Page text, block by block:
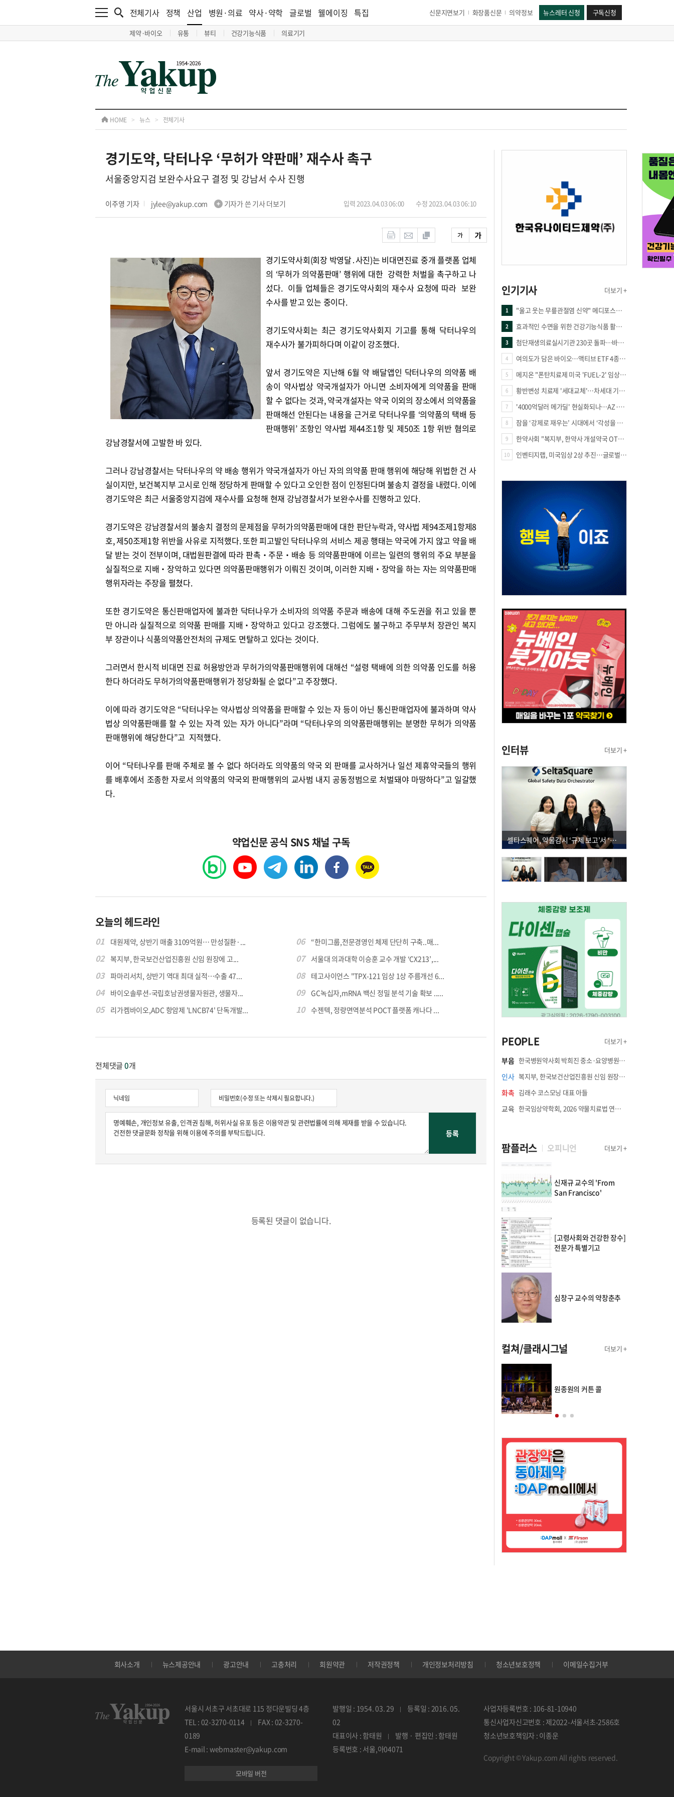
전체기사 정책 산업
제약·바이오 유통 뷰티 건강기능식품 의료기기
병원·의료 약사·약학 글로벌 웰에이징 특집 신문지면보기 화장품신문 의약정보 뉴스레터 신청 구독신청
HOME > 뉴스 > 전체기사
경기도약, 닥터나우 ‘무허가 약판매’ 재수사 촉구
서울중앙지검 보완수사요구 결정 및 강남서 수사 진행
이주영 기자 jylee@yakup.com 기자가 쓴 기사 더보기 입력 2023.04.03 06:00 수정 2023.04.03 06:10
경기도약사회(회장 박영달․사진)는 비대면진료 중개 플랫폼 업체
의 ‘무허가 의약품판매’ 행위에 대한 강력한 처벌을 촉구하고 나
섰다. 이들 업체들은 경기도약사회의 재수사 요청에 따라 보완
수사를 받고 있는 중이다.
경기도약사회는 최근 경기도약사회지 기고를 통해 닥터나우의
재수사가 불가피하다며 이같이 강조했다.
앞서 경기도약은 지난해 6월 약 배달앱인 닥터나우의 의약품 배
송이 약사법상 약국개설자가 아니면 소비자에게 의약품을 판매
할 수 없다는 것과, 약국개설자는 약국 이외의 장소에서 의약품을
판매해선 안된다는 내용을 근거로 닥터나우를 ‘의약품의 택배 등
판매행위’ 조항인 약사법 제44조1항 및 제50조 1항 위반 혐의로
강남경찰서에 고발한 바 있다.
그러나 강남경찰서는 닥터나우의 약 배송 행위가 약국개설자가 아닌 자의 의약품 판매 행위에 해당해 위법한 건 사
실이지만, 보건복지부 고시로 인해 정당하게 판매할 수 있다고 오인한 점이 인정된다며 불송치 결정을 내렸다. 이에
경기도약은 최근 서울중앙지검에 재수사를 요청해 현재 강남경찰서가 보완수사를 진행하고 있다.
경기도약은 강남경찰서의 불송치 결정의 문제점을 무허가의약품판매에 대한 판단누락과, 약사법 제94조제1항제8
호, 제50조제1항 위반을 사유로 지적했다. 또한 피고발인 닥터나우의 서비스 제공 행태는 약국에 가지 않고 약을 배
달 받는 것이 전부이며, 대법원판결에 따라 판촉‧주문‧배송 등 의약품판매에 이르는 일련의 행위의 주요 부분을
실질적으로 지배‧장악하고 있다면 의약품판매행위가 이뤄진 것이며, 이러한 지배‧장악을 하는 자는 의약품판매
행위자라는 주장을 펼쳤다.
또한 경기도약은 통신판매업자에 불과한 닥터나우가 소비자의 의약품 주문과 배송에 대해 주도권을 쥐고 있을 뿐
만 아니라 실질적으로 의약품 판매를 지배‧장악하고 있다고 강조했다. 그럼에도 불구하고 주무부처 장관인 복지
부 장관이나 식품의약품안전처의 규제도 면탈하고 있다는 것이다.
그러면서 한시적 비대면 진료 허용방안과 무허가의약품판매행위에 대해선 “설령 택배에 의한 의약품 인도를 허용
한다 하더라도 무허가의약품판매행위가 정당화될 순 없다”고 주장했다.
이에 따라 경기도약은 “닥터나우는 약사법상 의약품을 판매할 수 있는 자 등이 아닌 통신판매업자에 불과하며 약사
법상 의약품판매를 할 수 있는 자격 있는 자가 아니다”라며 “닥터나우의 의약품판매행위는 분명한 무허가 의약품
판매행위에 해당한다”고 지적했다.
이어 “닥터나우를 판매 주체로 볼 수 없다 하더라도 의약품의 약국 외 판매를 교사하거나 일선 제휴약국들의 행위
를 배후에서 조종한 자로서 의약품의 약국외 판매행위의 교사범 내지 공동정범으로 처벌돼야 마땅하다”고 일갈했
다.
약업신문 공식 SNS 채널 구독
오늘의 헤드라인
01 대원제약, 상반기 매출 3109억원… 만성질환·...
02 복지부, 한국보건산업진흥원 신임 원장에 고...
03 파마리서치, 상반기 역대 최대 실적…수출 47...
04 바이오솔루션-국립호남권생물자원관, 생물자...
05 리가켐바이오,ADC 항암제 'LNCB74' 단독개발...
06 “한미그룹,전문경영인 체제 단단히 구축..매...
07 서울대 의과대학 이승훈 교수 개발 ‘CX213’,...
08 테고사이언스 "TPX-121 임상 1상 주름개선 6...
09 GC녹십자,mRNA 백신 정밀 분석 기술 확보 .....
10 수젠텍, 정량면역분석 POCT 플랫폼 캐나다 ...
전체댓글0개
등록된 댓글이 없습니다.
인기기사 더보기 +
1 "울고 웃는 무릎관절염 신약" 메디포스트·강스템·네이처셀 전진, 코오롱티슈진 반전 과제
2 효과적인 수면을 위한 건강기능식품 활용법
3 첨단재생의료실시기관 230곳 돌파…바이오 새 시장 꿈틀
4 여의도가 담은 바이오…액티브 ETF 4종의 선택은
5 메지온 "폰탄치료제 미국 'FUEL-2' 임상 프로토콜 영국 승인"
6 황반변성 치료제 '세대교체'…차세대 기전 경쟁 본격화
7 '4000억달러 메가딜' 현실화되나…AZ·BMS 합병설에 글로벌 제약업계 촉각
8 잠을 ‘강제로 재우는’ 시대에서 ‘각성을 낮추는’ 시대로
9 한약사회 "복지부, 한약사 개설약국 OTC 공급 방해 더는 방관 말아야"
10 인벤티지랩, 미국임상 2상 추진…글로벌 팁스 통해 정부 지원 60억원 확보
인터뷰 더보기 +
셀타스퀘어, 약물감시 ‘규제 보고’서 ‘데이터 의사결정’으로 "PVX 전환 요구 커진다"
PEOPLE 더보기 +
부음 한국병원약사회 박희진 중소·요양병원이사(충청북도 청주의료원 약제팀장) 부친상
인사 복지부, 한국보건산업진흥원 신임 원장에 고상백 교수 임명
화촉 김래수 코스모닝 대표 아들
교육 한국임상약학회, 2026 약물치료법 연수강좌 8월 21일 개최
팜플러스 오피니언 더보기 +
신재규 교수의 'From
San Francisco'
[고령사회와 건강한 장수]
전문가 특별기고
심창구 교수의 약창춘추
컬쳐/클래시그널 더보기 +
원종원의 커튼 콜
회사소개 뉴스제공안내 광고안내 고충처리 회원약관 저작권정책 개인정보처리방침 청소년보호정책 이메일수집거부
서울시 서초구 서초대로 115 정다운빌딩 4층
TEL : 02-3270-0114
FAX : 02-3270-
0189
E-mail : webmaster@yakup.com
모바일 버전
발행일 : 1954. 03. 29
등록일 : 2016. 05.
02
대표이사 : 함태원
발행 · 편집인 : 함태원
등록번호 : 서울,아04071
사업자등록번호 : 106-81-10940
통신사업자신고번호 : 제2022-서울서초-2586호
청소년보호책임자 : 이종운
Copyright © Yakup.com All rights reserved.